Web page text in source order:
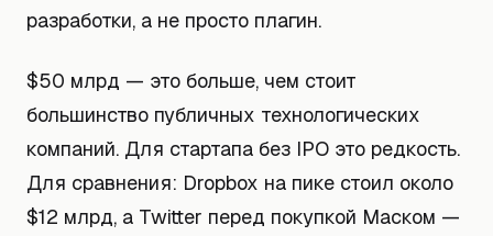
разработки, а не просто плагин.
$50 млрд — это больше, чем стоит
большинство публичных технологических
компаний. Для стартапа без IPO это редкость.
Для сравнения: Dropbox на пике стоил около
$12 млрд, а Twitter перед покупкой Маском —